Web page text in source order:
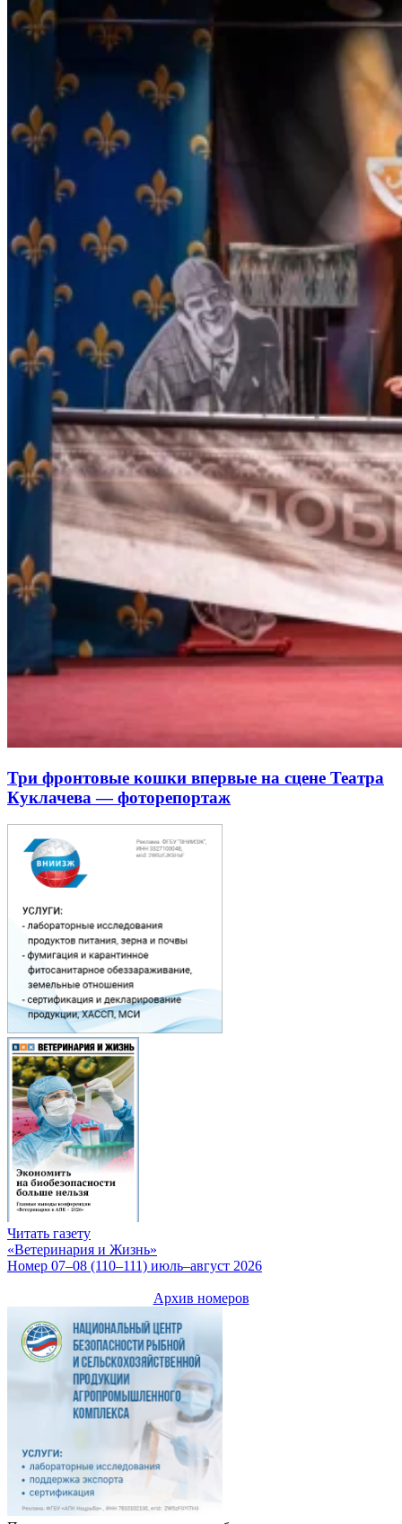
Три фронтовые кошки впервые на сцене Театра
Куклачева — фоторепортаж
Читать газету
«Ветеринария и Жизнь»
Номер 07–08 (110–111) июль–август 2026
Архив номеров